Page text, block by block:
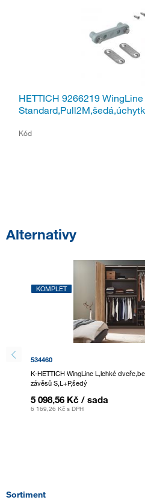
HETTICH 9266219
Kód
Alternativy
KOMPLET
534460
K-HETTICH WingLine L,lehké
závěsů S,L+P,šedý
5 098,56 Kč / sada
6 169,26 Kč s DPH
Sortiment